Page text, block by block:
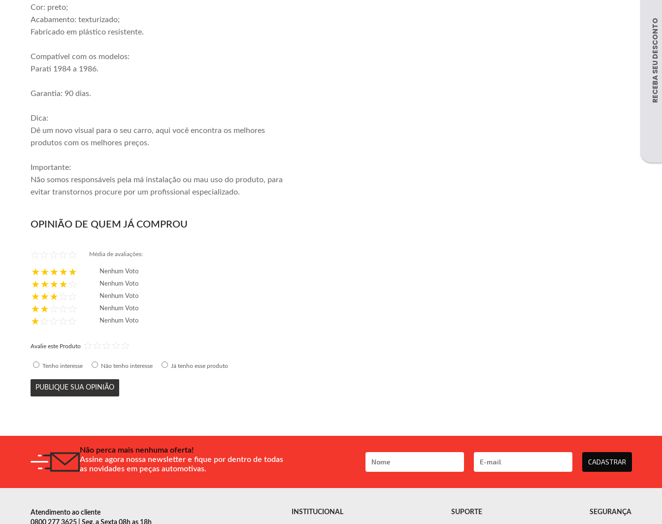
Cor: preto;
Acabamento: texturizado;
Fabricado em plástico resistente.
Compatível com os modelos:
Parati 1984 a 1986.
Garantia: 90 dias.
Dica:
Dê um novo visual para o seu carro, aqui você encontra os melhores
produtos com os melhores preços.
Importante:
Não somos responsáveis pela má instalação ou mau uso do produto, para
evitar transtornos procure por um profissional especializado.
OPINIÃO DE QUEM JÁ COMPROU
Média de avaliações:
Nenhum Voto
Nenhum Voto
Nenhum Voto
Nenhum Voto
Nenhum Voto
Avalie este Produto
Tenho interesse Não tenho interesse Já tenho esse produto
PUBLIQUE SUA OPINIÃO
Não perca mais nenhuma oferta!
Assine agora nossa newsletter e fique por dentro de todas
as novidades em peças automotivas.
CADASTRAR
Atendimento ao cliente
0800 277 3625 | Seg. a Sexta 08h as 18h
INSTITUCIONAL SUPORTE SEGURANÇA